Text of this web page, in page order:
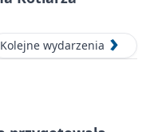
Kolejne wydarzenia